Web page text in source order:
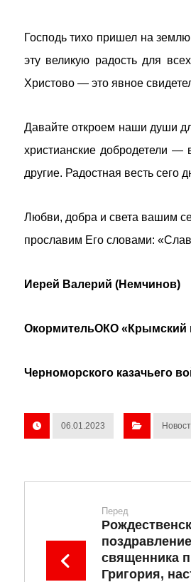
Господь тихо пришел на
эту великую радость для
Христово — это явное
Давайте откроем наши души
христианские добродетели
другие. Радостная весть сего
Любви, добра и света вашим
прославим Его словами:
Иерей Валерий (Немчинов)
ОкормительОКО «Крымский
Черноморского казачьего
06.01.2023
Перед
священника
Григория,